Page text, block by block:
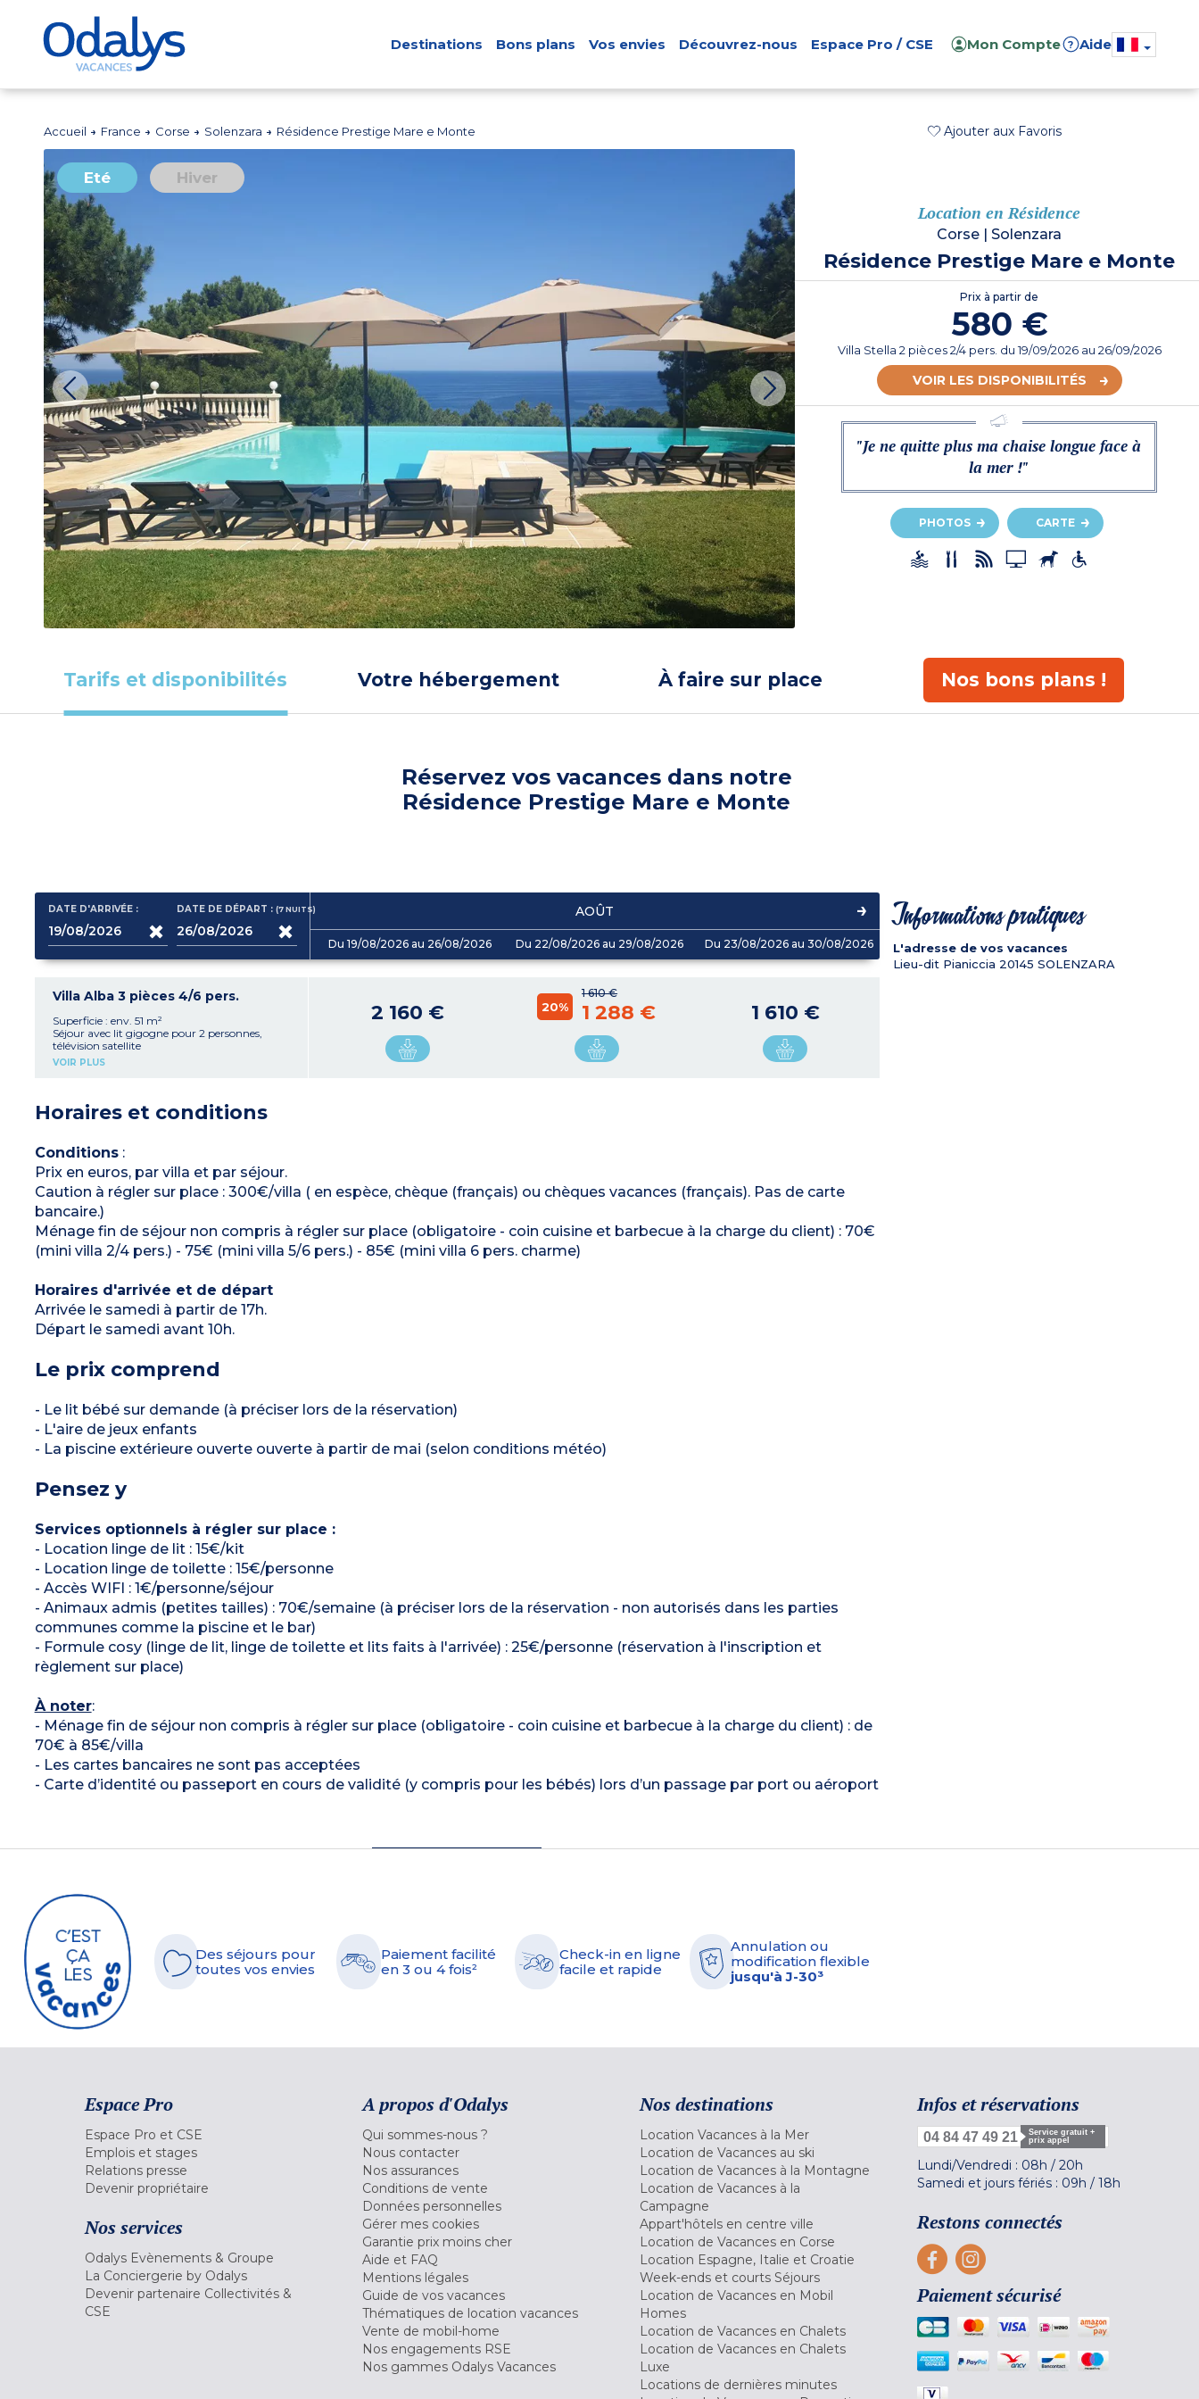
Destinations Bons plans Vos envies Découvrez-nous Espace Pro / CSE Mon Compte ? Aide
Accueil France Corse Solenzara Résidence Prestige Mare e Monte Ajouter aux Favoris
Eté Hiver
Location en Résidence
Corse Solenzara
Résidence Prestige Mare e Monte
Prix à partir de
580 €
Villa Stella 2 pièces 2/4 pers. du19/09/2026au 26/09/2026
VOIR LES DISPONIBILITÉS
"Je ne quitte plus ma chaise longue face à
la mer !"
PHOTOS CARTE
Tarifs et disponibilités Votre hébergement À faire sur place Nos bons plans !
Réservez vos vacances dans notre
Résidence Prestige Mare e Monte
DATE D'ARRIVÉE : DATE DE DÉPART :(7NUITS) AOÛT
Du 19/08/2026 au 26/08/2026 Du 22/08/2026 au 29/08/2026 Du 23/08/2026 au 30/08/2026
Villa Alba 3 pièces 4/6 pers.
Superficie : env. 51 m²
Séjour avec lit gigogne pour 2 personnes,
télévision satellite
Coin cuisine avec plaque vitrocéramique, lave-
Chambre avec un lit double (160)
Chambre avec 2 lits simples
Terrasse avec mobilier de jardin et barbecue
Climatisation dans le séjour
Capacité maximale : 4 adultes + 2 enfants
(de moins de 13 ans)
VOIR PLUS
2 160 €
1 610 €
20% 1 288 € 1 610 €
Horaires et conditions
Conditions:
Prix en euros, par villa et par séjour.
Caution à régler sur place : 300€/villa ( en espèce, chèque (français) ou chèques vacances (français). Pas de carte
bancaire.)
Ménage fin de séjour non compris à régler sur place (obligatoire - coin cuisine et barbecue à la charge du client) : 70€
(mini villa 2/4 pers.) - 75€ (mini villa 5/6 pers.) - 85€ (mini villa 6 pers. charme)
Horaires d'arrivée et de départ
Arrivée le samedi à partir de 17h.
Départ le samedi avant 10h.
Le prix comprend
- Le lit bébé sur demande (à préciser lors de la réservation)
- L'aire de jeux enfants
- La piscine extérieure ouverte ouverte à partir de mai (selon conditions météo)
Pensez y
Services optionnels à régler sur place :
- Location linge de lit : 15€/kit
- Location linge de toilette : 15€/personne
- Accès WIFI : 1€/personne/séjour
- Animaux admis (petites tailles) : 70€/semaine (à préciser lors de la réservation - non autorisés dans les parties
communes comme la piscine et le bar)
- Formule cosy (linge de lit, linge de toilette et lits faits à l'arrivée) : 25€/personne (réservation à l'inscription et
règlement sur place)
À noter:
- Ménage fin de séjour non compris à régler sur place (obligatoire - coin cuisine et barbecue à la charge du client) : de
70€ à 85€/villa
- Les cartes bancaires ne sont pas acceptées
- Carte d’identité ou passeport en cours de validité (y compris pour les bébés) lors d’un passage par port ou aéroport
Informations pratiques
L'adresse de vos vacances
Lieu-dit Pianiccia 20145 SOLENZARA
Des séjours pour
toutes vos envies
Paiement facilité
en 3 ou 4 fois²
Check-in en ligne
facile et rapide
Annulation ou
modification flexible
jusqu'à J-30³
Espace Pro
Espace Pro et CSE
Emplois et stages
Relations presse
Devenir propriétaire
Nos services
Odalys Evènements & Groupe
La Conciergerie by Odalys
Devenir partenaire Collectivités &
CSE
A propos d'Odalys
Qui sommes-nous ?
Nous contacter
Nos assurances
Conditions de vente
Données personnelles
Gérer mes cookies
Garantie prix moins cher
Aide et FAQ
Mentions légales
Guide de vos vacances
Thématiques de location vacances
Vente de mobil-home
Nos engagements RSE
Nos gammes Odalys Vacances
Nos destinations
Location Vacances à la Mer
Location de Vacances au ski
Location de Vacances à la Montagne
Location de Vacances à la
Campagne
Appart'hôtels en centre ville
Location de Vacances en Corse
Location Espagne, Italie et Croatie
Week-ends et courts Séjours
Location de Vacances en Mobil
Homes
Location de Vacances en Chalets
Location de Vacances en Chalets
Luxe
Locations de dernières minutes
Infos et réservations
04 84 47 49 21
Service gratuit +
prix appel
Lundi/Vendredi : 08h / 20h
Samedi et jours fériés : 09h / 18h
Restons connectés
Paiement sécurisé